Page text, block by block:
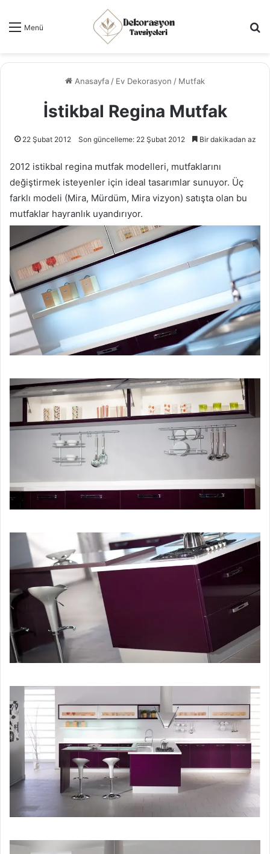
Menü
Anasayfa / Ev Dekorasyon / Mutfak
İstikbal Regina Mutfak
22 Şubat 2012 Son güncelleme: 22 Şubat 2012 Bir dakikadan az
2012 istikbal regina mutfak modelleri, mutfaklarını
değiştirmek isteyenler için ideal tasarımlar sunuyor. Üç
farklı modeli (Mira, Mürdüm, Mira vizyon) satışta olan bu
mutfaklar hayranlık uyandırıyor.